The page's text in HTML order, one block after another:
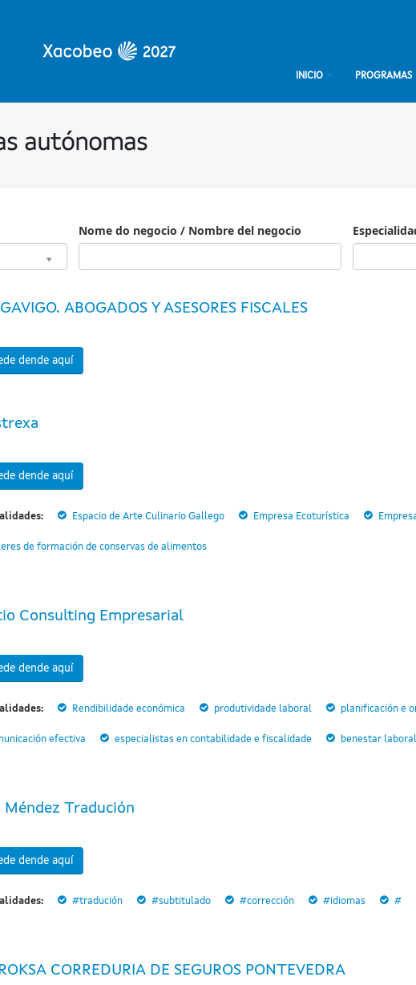
INICIO PROGRAMAS
autónomas
Nome do negocio / Nombre del negocio
ABOGADOS Y ASESORES FISCALES
dende aquí
dende aquí
Espacio de Arte Culinario Gallego Empresa Ecoturística
de formación de conservas de alimentos
Consulting Empresarial
dende aquí
Rendibilidade económica produtividade laboral planificación e
efectiva especialistas en contabilidade e fiscalidade benestar laboral
Méndez Tradución
dende aquí
#tradución #subtitulado #corrección #idiomas #
CORREDURIA DE SEGUROS PONTEVEDRA